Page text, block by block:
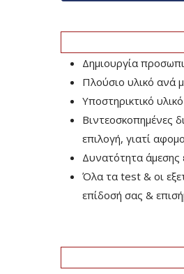
Δημιουργία
Πλούσιο υλικό ανά
Υποστηρικτικό
Βιντεοσκοπημένες
επιλογή, γιατί
Δυνατότητα άμεσης
Όλα τα test & οι
επίδοσή σας &